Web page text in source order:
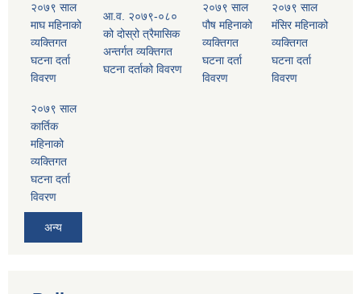
२०७९ साल
माघ महिनाको
व्यक्तिगत
घटना दर्ता
विवरण
आ.व. २०७९-०८०
को दोस्रो त्रैमासिक
अन्तर्गत व्यक्तिगत
घटना दर्ताको विवरण
२०७९ साल
पौष महिनाको
व्यक्तिगत
घटना दर्ता
विवरण
२०७९ साल
मंसिर महिनाको
व्यक्तिगत
घटना दर्ता
विवरण
२०७९ साल
कार्तिक
महिनाको
व्यक्तिगत
घटना दर्ता
विवरण
अन्य